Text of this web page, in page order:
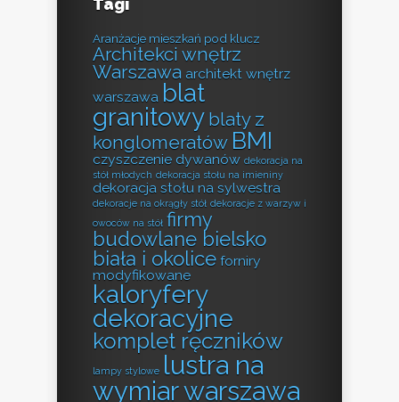
Tagi
Aranżacje mieszkań pod klucz
Architekci wnętrz
Warszawa architekt wnętrz
warszawa blat
granitowy blaty z
konglomeratów BMI
czyszczenie dywanów dekoracja na
stół młodych dekoracja stołu na imieniny
dekoracja stołu na sylwestra
dekoracje na okrągły stół dekoracje z warzyw i
owoców na stół firmy
budowlane bielsko
biała i okolice forniry
modyfikowane
kaloryfery
dekoracyjne
komplet ręczników
lampy stylowe lustra na
wymiar warszawa